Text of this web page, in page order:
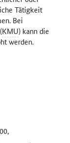
Tätigkeit
Bei
KMU) kann die
werden.